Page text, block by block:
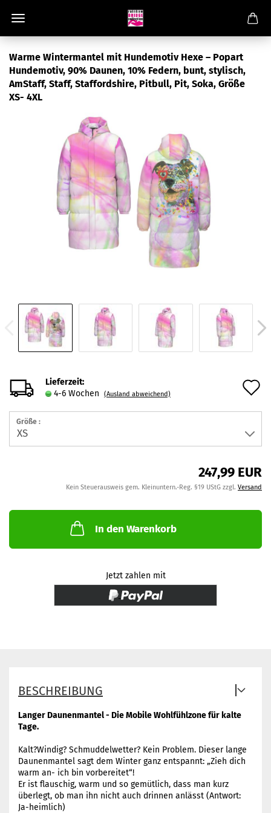
Warme Wintermantel mit Hundemotiv Hexe – Popart
Hundemotiv, 90% Daunen, 10% Federn, bunt, stylisch,
AmStaff, Staff, Staffordshire, Pitbull, Pit, Soka, Größe
XS- 4XL
Lieferzeit:
4-6 Wochen
(Ausland abweichend)
Größe :
247,99 EUR
Kein Steuerausweis gem. Kleinuntern.-Reg. §19 UStG zzgl. Versand
In den Warenkorb
Jetzt zahlen mit
BESCHREIBUNG
Langer Daunenmantel - Die Mobile Wohlfühlzone für kalte
Tage.
Kalt?Windig? Schmuddelwetter? Kein Problem. Dieser lange
Daunenmantel sagt dem Winter ganz entspannt: „Zieh dich
warm an- ich bin vorbereitet“!
Er ist flauschig, warm und so gemütlich, dass man kurz
überlegt, ob man ihn nicht auch drinnen anlässt (Antwort:
Ja-heimlich)